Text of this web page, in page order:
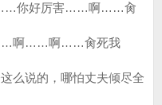
你好厉害……啊……肏
啊……啊……肏死我
么说的，哪怕丈夫倾尽全